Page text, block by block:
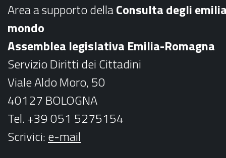
k
a
m
Area a supporto dellaConsulta degli
mondo
Assemblea legislativa Emilia-Romagna
Servizio Diritti dei Cittadini
Viale Aldo Moro, 50
40127 BOLOGNA
Tel. +39 051 5275154
Scrivici:e-mail